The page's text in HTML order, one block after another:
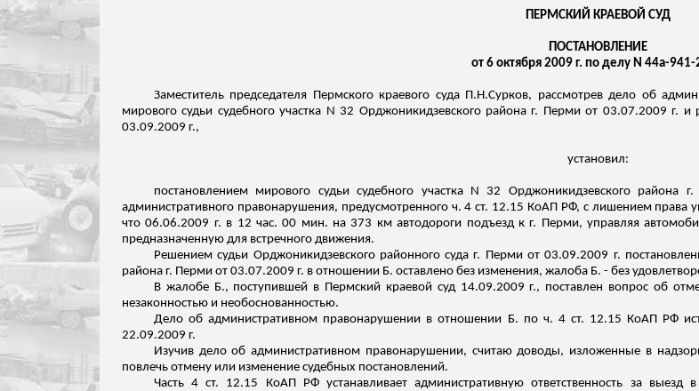
ПЕРМСКИЙ КРАЕВОЙ СУД
ПОСТАНОВЛЕНИЕ
от 6 октября 2009 г. по делу N 44а-
Заместитель председателя Пермского краевого суда П.Н.Сурков, рассмотрев дело об
мирового судьи судебного участка N 32 Орджоникидзевского района г. Перми от 03.07.2009 г.
03.09.2009 г.,
установил:
постановлением мирового судьи судебного участка N 32 Орджоникидзевского
административного правонарушения, предусмотренного ч. 4 ст. 12.15 КоАП РФ, с лишением права
что 06.06.2009 г. в 12 час. 00 мин. на 373 км автодороги подъезд к г. Перми, управляя
предназначенную для встречного движения.
Решением судьи Орджоникидзевского районного суда г. Перми от 03.09.2009 г.
района г. Перми от 03.07.2009 г. в отношении Б. оставлено без изменения, жалоба Б. - без
В жалобе Б., поступившей в Пермский краевой суд 14.09.2009 г., поставлен вопрос об
незаконностью и необоснованностью.
Дело об административном правонарушении в отношении Б. по ч. 4 ст. 12.15 КоАП РФ
22.09.2009 г.
Изучив дело об административном правонарушении, считаю доводы, изложенные в
повлечь отмену или изменение судебных постановлений.
Часть 4 ст. 12.15 КоАП РФ устанавливает административную ответственность за